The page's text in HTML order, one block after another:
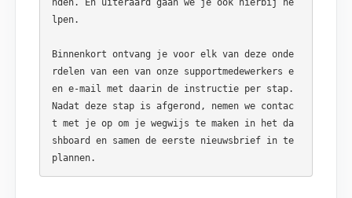
lpen.
Binnenkort ontvang je voor elk van deze onde
rdelen van een van onze supportmedewerkers e
en e-mail met daarin de instructie per stap.
Nadat deze stap is afgerond, nemen we contac
t met je op om je wegwijs te maken in het da
shboard en samen de eerste nieuwsbrief in te